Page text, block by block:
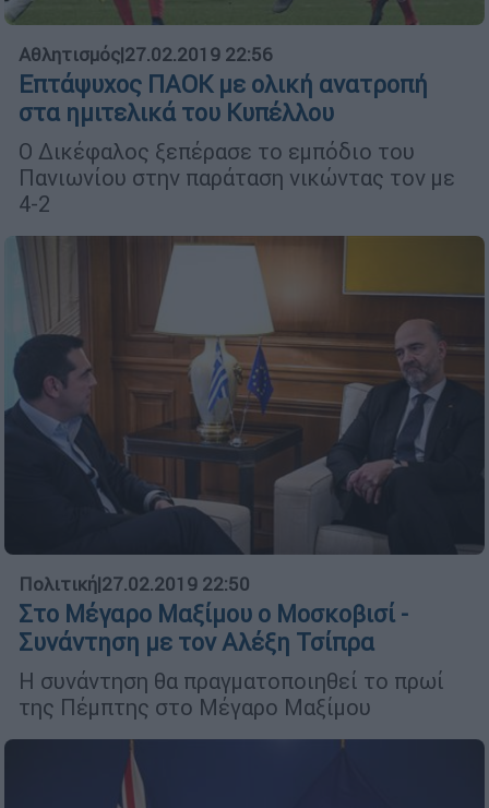
Αθλητισμός|27.02.2019 22:56
Επτάψυχος ΠΑΟΚ με ολική ανατροπή
στα ημιτελικά του Κυπέλλου
Ο Δικέφαλος ξεπέρασε το εμπόδιο του
Πανιωνίου στην παράταση νικώντας τον με
4-2
Πολιτική|27.02.2019 22:50
Στο Μέγαρο Μαξίμου ο Μοσκοβισί -
Συνάντηση με τον Αλέξη Τσίπρα
Η συνάντηση θα πραγματοποιηθεί το πρωί
της Πέμπτης στο Μέγαρο Μαξίμου